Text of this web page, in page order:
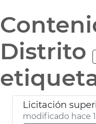
Distrito
Licitación
modificado hace